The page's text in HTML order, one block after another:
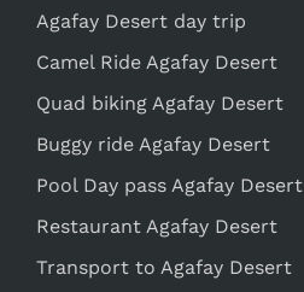
Agafay Desert day trip
Camel Ride Agafay Desert
Quad biking Agafay Desert
Buggy ride Agafay Desert
Pool Day pass Agafay Desert
Restaurant Agafay Desert
Transport to Agafay Desert